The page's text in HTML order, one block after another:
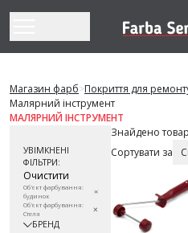
Магазин фарб>Покриття для
Малярний інструмент
МАЛЯРНИЙ ІНСТРУМЕНТ
УВІМКНЕНІ
ФІЛЬТРИ:
Очистити
Об'єкт фарбування:
будинок
Об'єкт фарбування:
Стеля
БРЕНД
Знайдено
Сортувати за